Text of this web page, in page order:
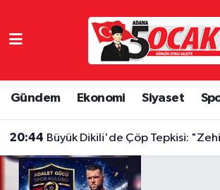
Gündem Ekonomi Siyaset
20:44 Büyük Dikili'de Çöp Tepkisi:
Dünya
Hava Durumu
Tüm Manşetler